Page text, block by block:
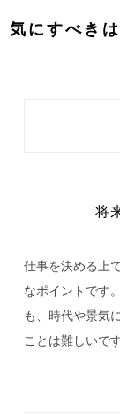
to気にすべき
将
仕事を決める上
なポイントです
も、時代や景気
ことは難しいで